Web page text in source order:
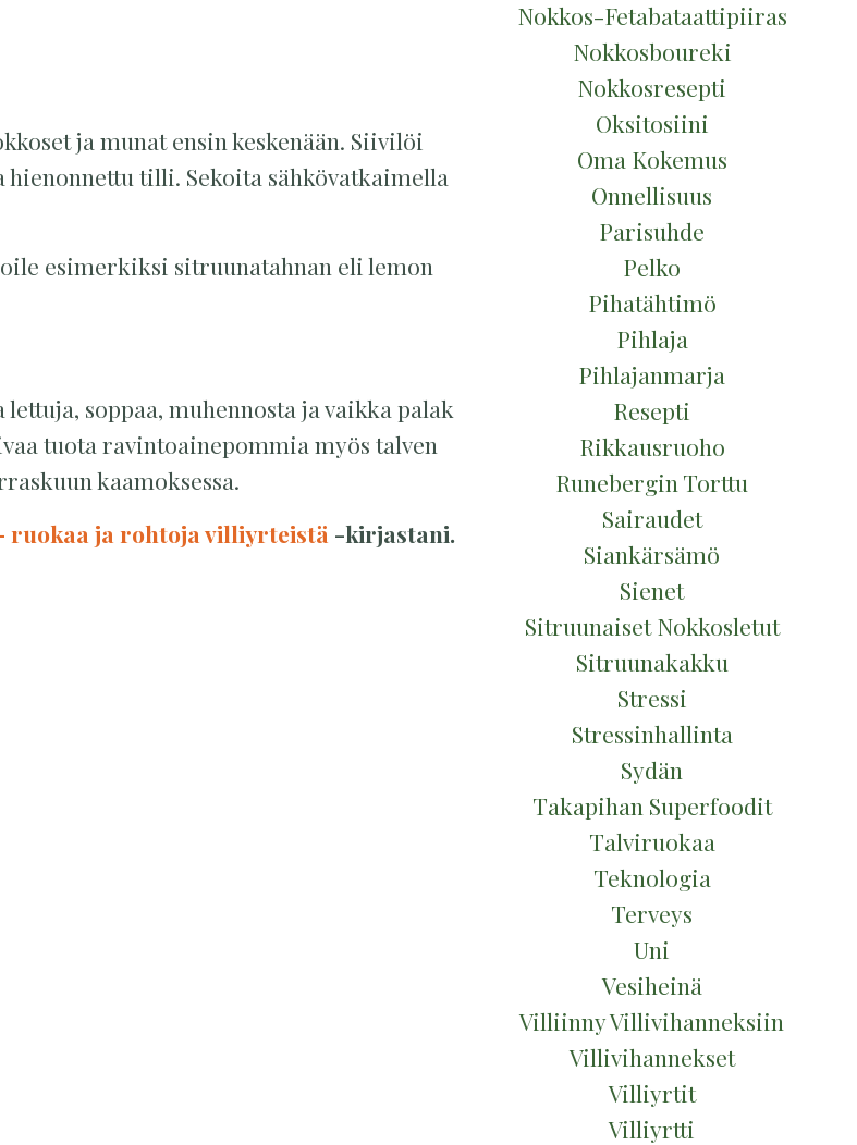
ja munat ensin keskenään. Siivilöi
tilli. Sekoita sähkövatkaimella
esimerkiksi sitruunatahnan eli lemon
soppaa, muhennosta ja vaikka palak
tuota ravintoainepommia myös talven
kaamoksessa.
ruokaa ja rohtoja villiyrteistä -kirjastani.
Nokkos-Fetabataattipiiras
Nokkosboureki
Nokkosresepti
Oksitosiini
Oma Kokemus
Onnellisuus
Parisuhde
Pelko
Pihatähtimö
Pihlaja
Pihlajanmarja
Resepti
Rikkausruoho
Runebergin Torttu
Sairaudet
Siankärsämö
Sienet
Sitruunaiset Nokkosletut
Sitruunakakku
Stressi
Stressinhallinta
Sydän
Takapihan Superfoodit
Talviruokaa
Teknologia
Terveys
Uni
Vesiheinä
Villiinny Villivihanneksiin
Villivihannekset
Villiyrtit
Villiyrtti